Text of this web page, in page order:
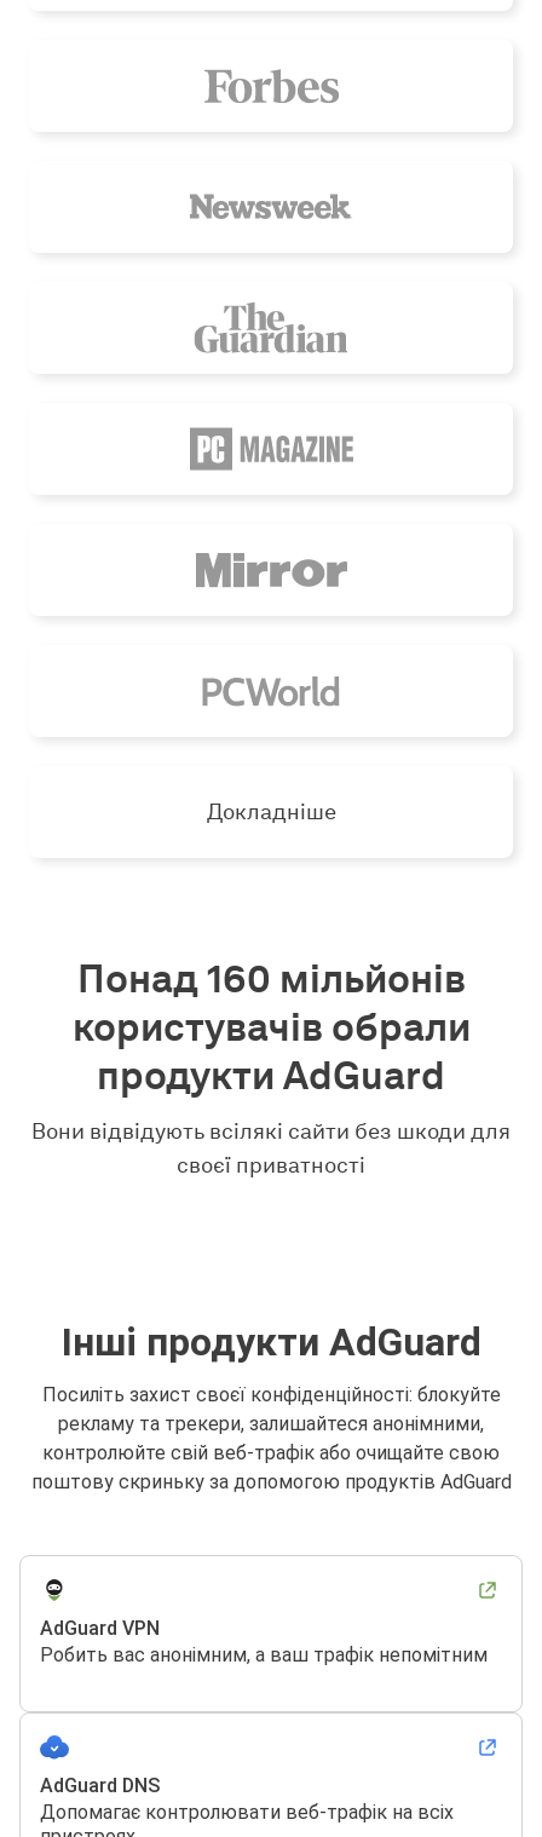
Докладніше
Понад 160 мільйонів
користувачів обрали
продукти AdGuard
Вони відвідують всілякі сайти без шкоди для
своєї приватності
Інші продукти AdGuard
Посиліть захист своєї конфіденційності: блокуйте
рекламу та трекери, залишайтеся анонімними,
контролюйте свій веб-трафік або очищайте свою
поштову скриньку за допомогою продуктів AdGuard
AdGuard VPN
Робить вас анонімним, а ваш трафік непомітним
AdGuard DNS
Допомагає контролювати веб-трафік на всіх